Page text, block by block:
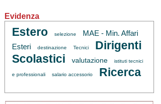
Evidenza
Estero selezione
MAE - Min. Affari
Esteri
destinazione Tecnici
Dirigenti
Scolastici
valutazione istituti tecnici
e professionali salario accessorio Ricerca